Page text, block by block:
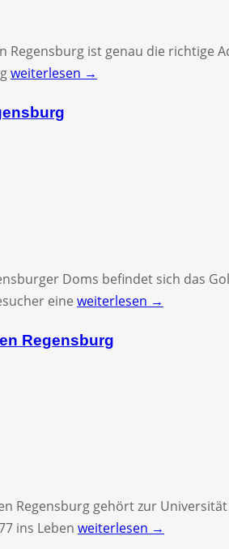
Regensburg ist genau die richtige
weiterlesen →
Doms befindet sich das
eine weiterlesen →
Regensburg
Regensburg gehört zur
ins Leben weiterlesen →